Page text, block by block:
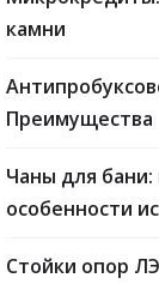
камни
Преимущества
Чаны для
особенности
Стойки опор